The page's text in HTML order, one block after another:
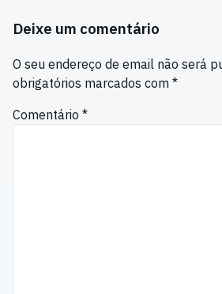
Deixe um comentário
O seu endereço de email não será
obrigatórios marcados com *
Comentário *